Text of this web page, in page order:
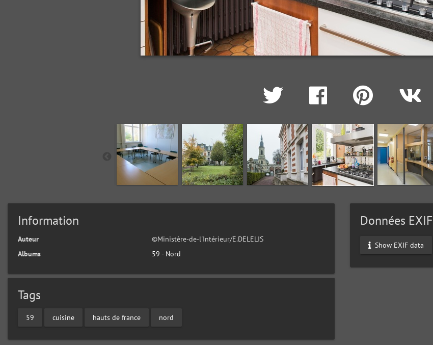
Information
Auteur
©Ministère-de-l'Intérieur/E.DELELIS
Albums
59 - Nord
Tags
59 cuisine hauts de france nord
Données EXIF
Show EXIF data